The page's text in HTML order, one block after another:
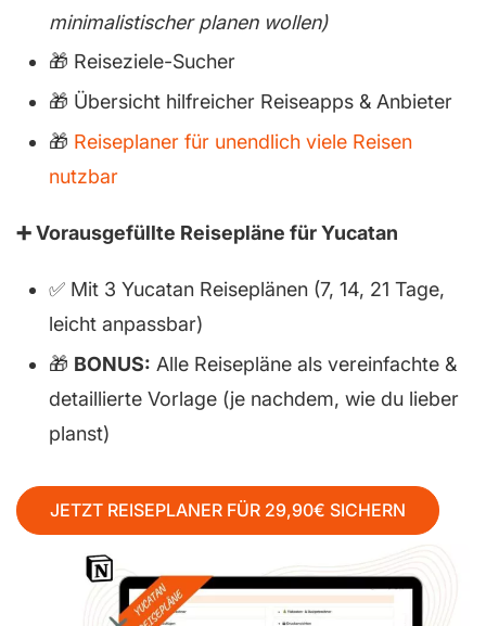
minimalistischer planen wollen)
🎁 Reiseziele-Sucher
🎁 Übersicht hilfreicher Reiseapps & Anbieter
🎁 Reiseplaner für unendlich viele Reisen
nutzbar
➕ Vorausgefüllte Reisepläne für Yucatan
✅ Mit 3 Yucatan Reiseplänen (7, 14, 21 Tage,
leicht anpassbar)
🎁 BONUS: Alle Reisepläne als vereinfachte &
detaillierte Vorlage (je nachdem, wie du lieber
planst)
JETZT REISEPLANER FÜR 29,90€ SICHERN